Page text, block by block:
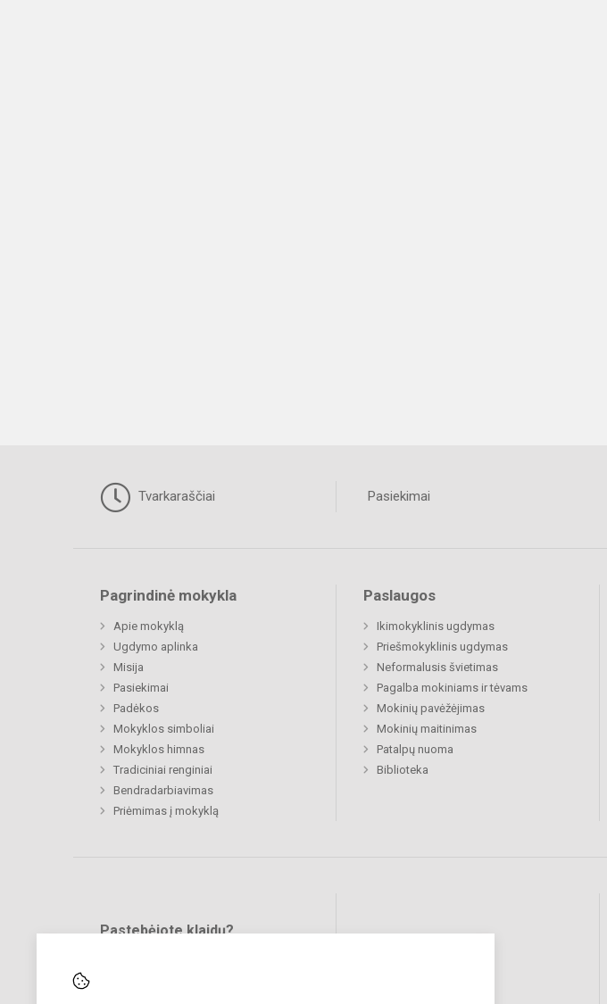
Tvarkaraščiai Pasiekimai
Pagrindinė mokykla
Apie mokyklą
Ugdymo aplinka
Misija
Pasiekimai
Padėkos
Mokyklos simboliai
Mokyklos himnas
Tradiciniai renginiai
Bendradarbiavimas
Priėmimas į mokyklą
Paslaugos
Ikimokyklinis ugdymas
Priešmokyklinis ugdymas
Neformalusis švietimas
Pagalba mokiniams ir tėvams
Mokinių pavėžėjimas
Mokinių maitinimas
Patalpų nuoma
Biblioteka
Pastebėjote klaidų?